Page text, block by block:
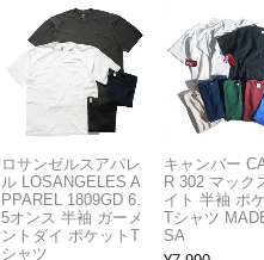
ロサンゼルスアパレ
ル LOSANGELES A
PPAREL 1809GD 6.
5オンス 半袖 ガーメ
ントダイ ポケットT
シャツ
キャンバー
R 302 マック
イト 半袖 ポ
Tシャツ
SA